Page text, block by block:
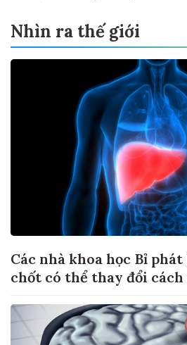
Nhìn ra thế giới
Các nhà khoa học Bỉ
chốt có thể thay đổi